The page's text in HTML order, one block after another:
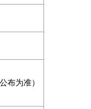
布为准）